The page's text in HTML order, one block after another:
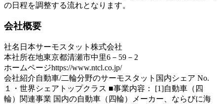
の日程を調整する流れとなります。
会社概要
社名 日本サーモスタット株式会社
本社所在地東京都清瀬市中里6－59－2
ホームページhttps://www.ntcl.co.jp/
会社紹介自動車/二輪分野のサーモスタット国内シェア No.
１・世界シェアトップクラス ■事業内容： [1]自動車（四
輪）関連事業 国内の自動車（四輪）メーカー、ならびに海